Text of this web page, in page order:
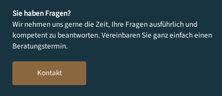
Sie haben Fragen?
Wir nehmen uns gerne die Zeit, Ihre Fragen ausführlich und
kompetent zu beantworten. Vereinbaren Sie ganz einfach einen
Beratungstermin.
Kontakt